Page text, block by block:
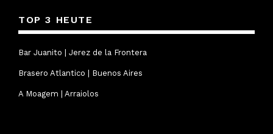
TOP 3 HEUTE
Bar Juanito | Jerez de la Frontera
Brasero Atlantico | Buenos Aires
A Moagem | Arraiolos